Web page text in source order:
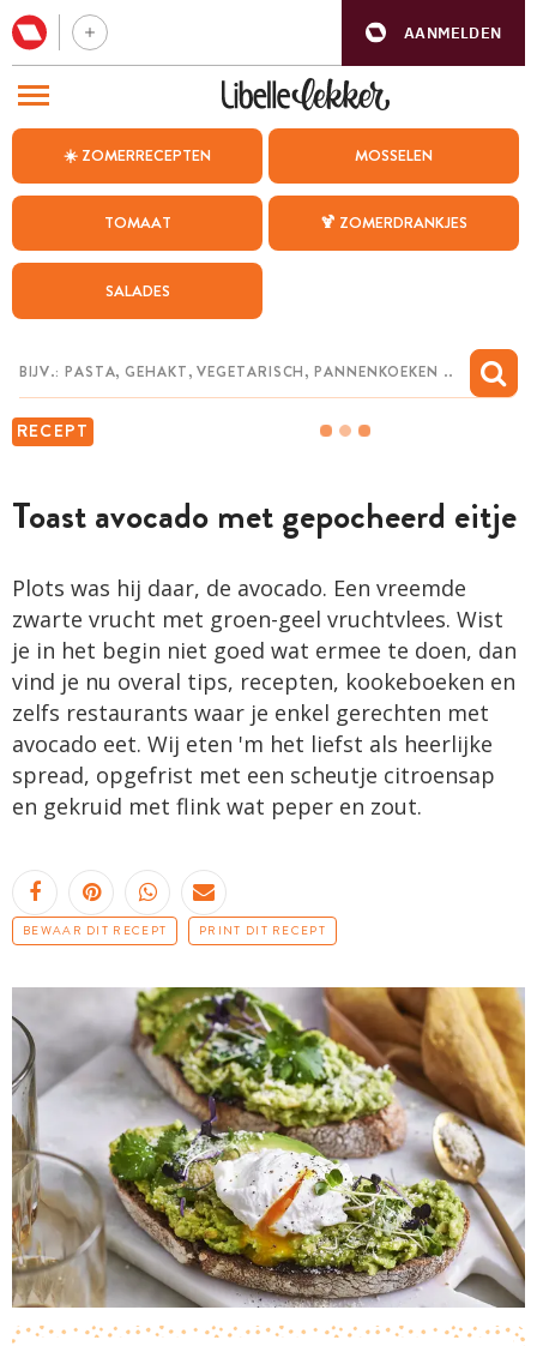
AANMELDEN
☀️ ZOMERRECEPTEN MOSSELEN
TOMAAT 🍹 ZOMERDRANKJES
SALADES
RECEPT
Toast avocado met gepocheerd eitje
Plots was hij daar, de avocado. Een vreemde
zwarte vrucht met groen-geel vruchtvlees. Wist
je in het begin niet goed wat ermee te doen, dan
vind je nu overal tips, recepten, kookeboeken en
zelfs restaurants waar je enkel gerechten met
avocado eet. Wij eten 'm het liefst als heerlijke
spread, opgefrist met een scheutje citroensap
en gekruid met flink wat peper en zout.
BEWAAR DIT RECEPT PRINT DIT RECEPT
BEZOEK ONZE ANDERE WEBSITES
WEEKMENU
CHAT MET MAIA
MIJN BEWAARDE RECEPTEN